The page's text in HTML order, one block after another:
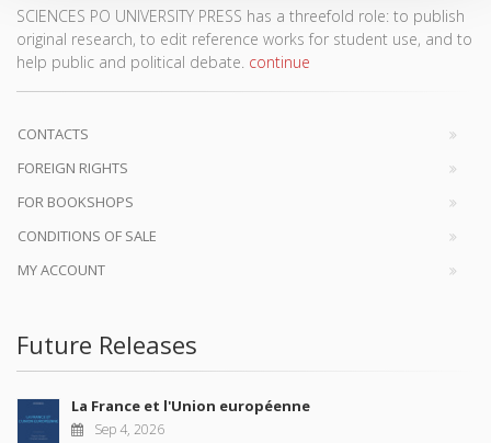
SCIENCES PO UNIVERSITY PRESS has a threefold role: to publish
original research, to edit reference works for student use, and to
help public and political debate. continue
CONTACTS
FOREIGN RIGHTS
FOR BOOKSHOPS
CONDITIONS OF SALE
MY ACCOUNT
Future Releases
La France et l'Union européenne
Sep 4, 2026